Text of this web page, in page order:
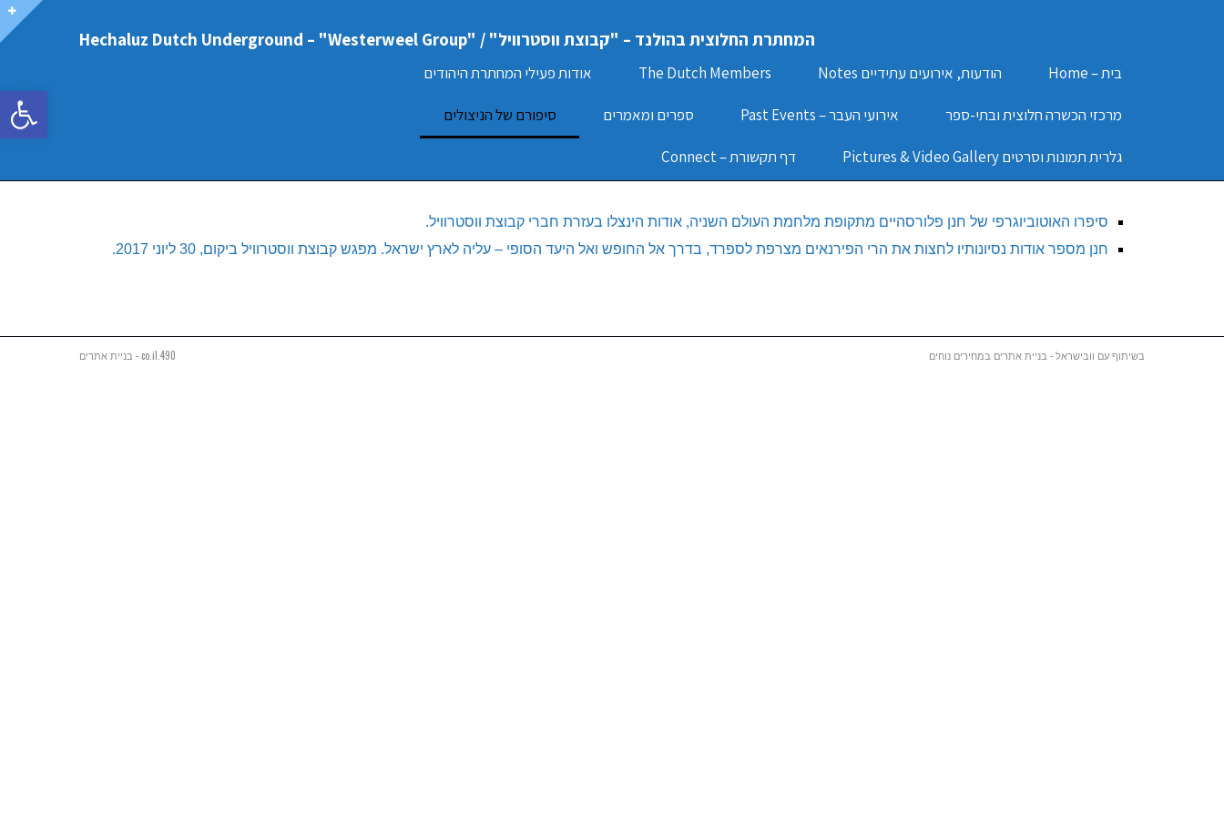
פתח
המחתרת החלוצית בהולנד – "קבוצת ווסטרוויל" / "Hechaluz Dutch Underground – "Westerweel Group
בית – Home הודעות, אירועים עתידיים Notes The Dutch Members אודות פעילי המחתרת היהודים
מרכזי הכשרה חלוצית ובתי-ספר אירועי העבר – Past Events ספרים ומאמרים סיפורם של הניצולים
גלרית תמונות וסרטים Pictures & Video Gallery דף תקשורת – Connect
סיפרו האוטוביוגרפי של חנן פלורסהיים מתקופת מלחמת העולם השניה, אודות הינצלו בעזרת חברי קבוצת ווסטרוויל.
חנן מספר אודות נסיונותיו לחצות את הרי הפירנאים מצרפת לספרד, בדרך אל החופש ואל היעד הסופי – עליה לארץ ישראל. מפגש קבוצת ווסטרוויל ביקום, 30 ליוני 2017.
בשיתוף עם וובישראל - בניית אתרים במחירים נוחים 490.co.il - בניית אתרים